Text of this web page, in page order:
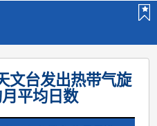
文台发出热带气旋
平均日数